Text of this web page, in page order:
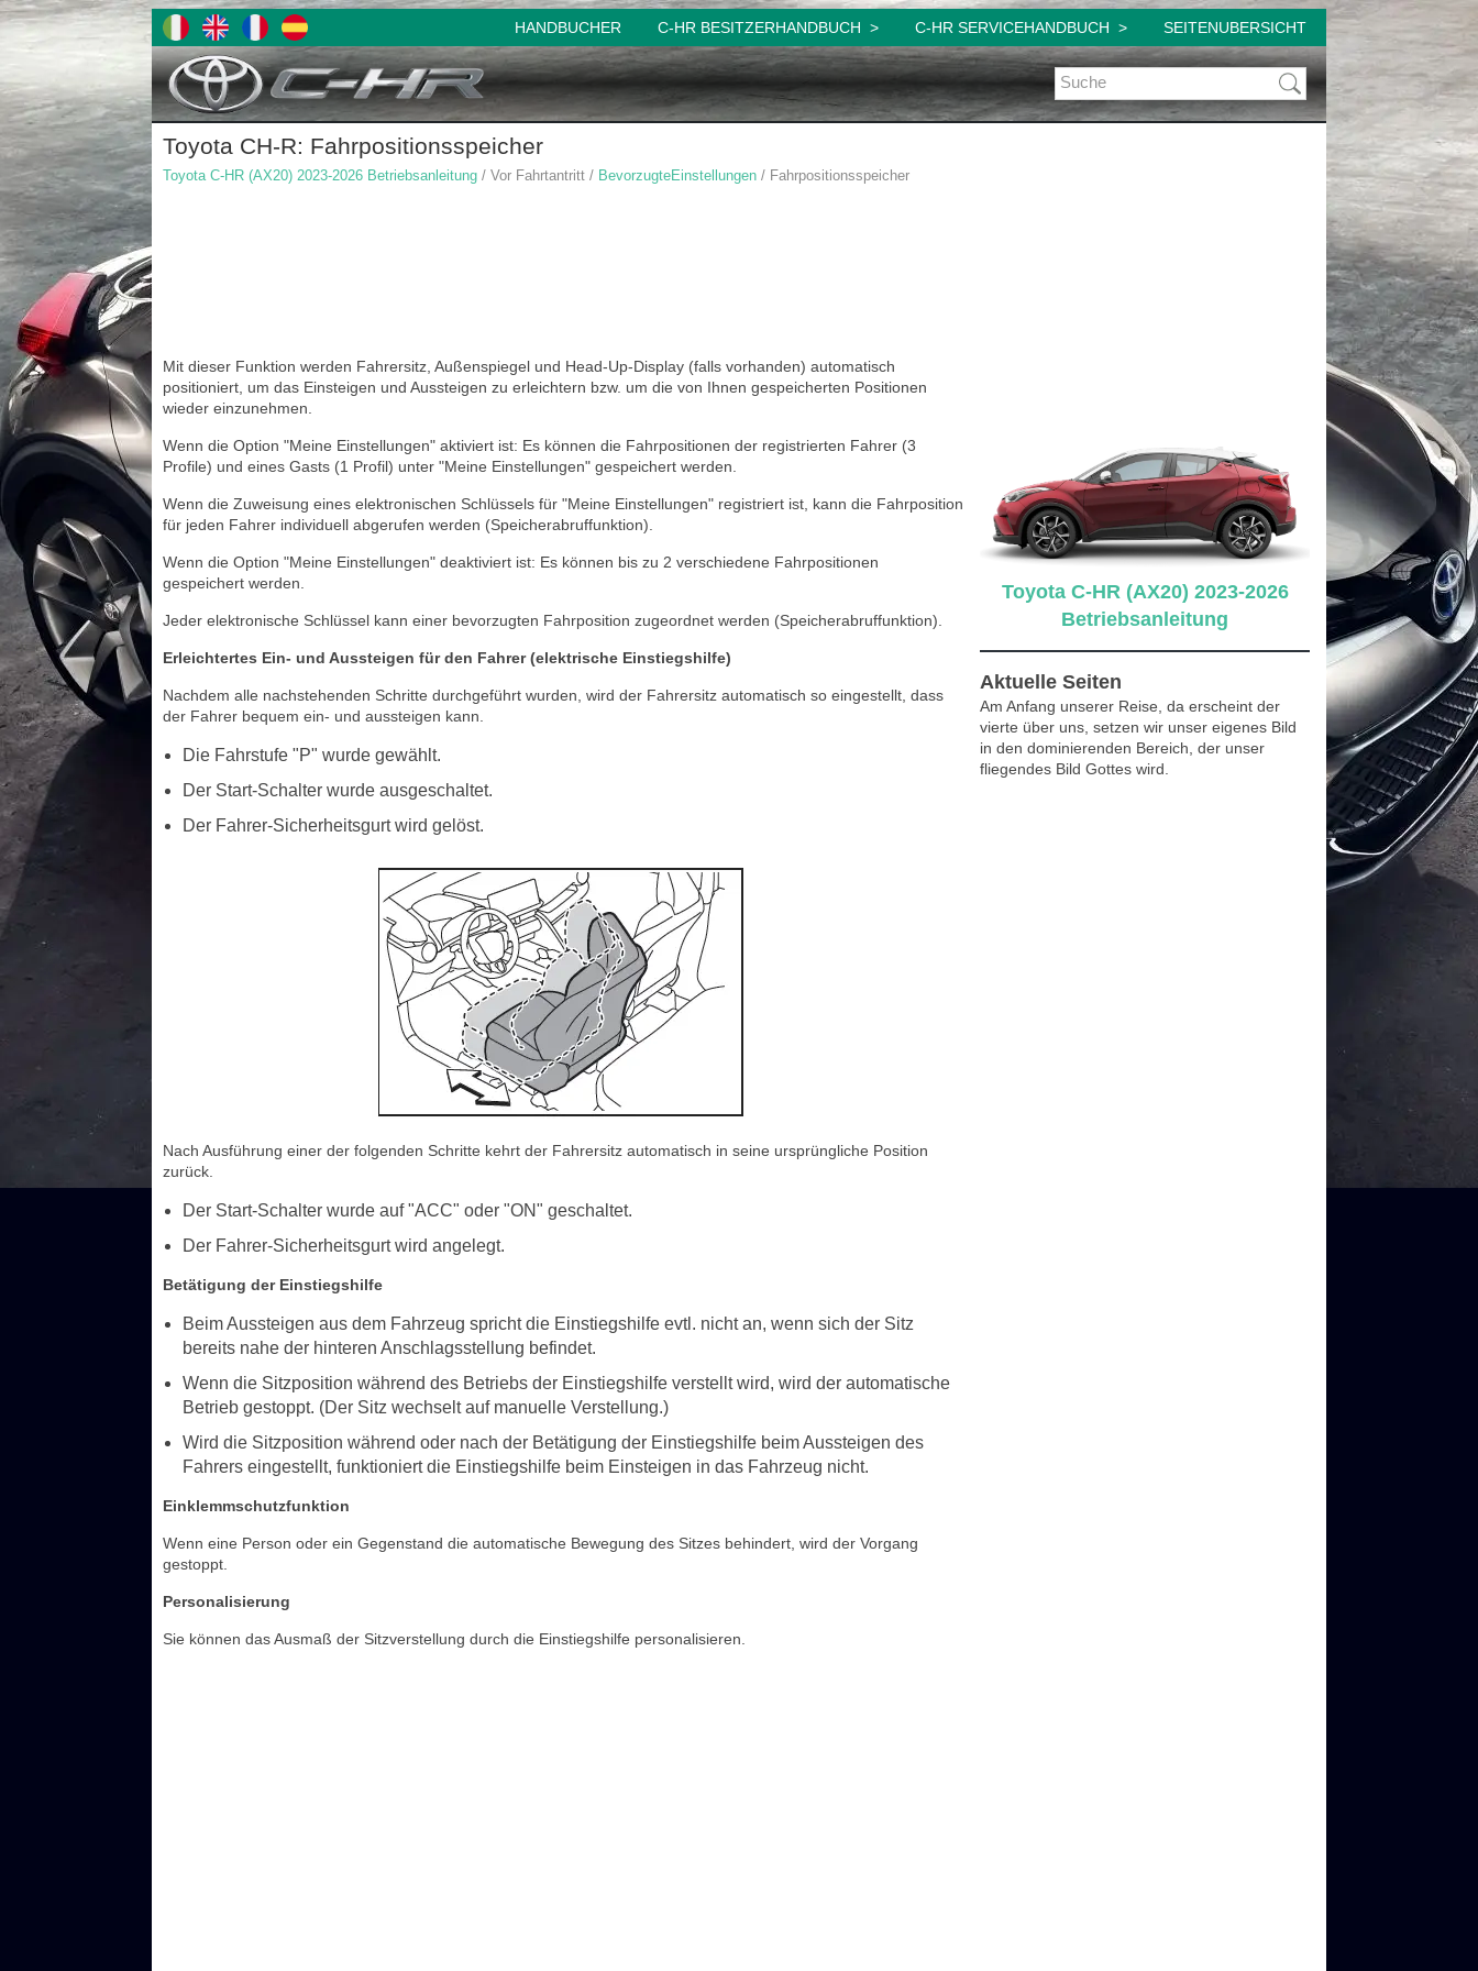
HANDBUCHER C-HR BESITZERHANDBUCH C-HR SERVICEHANDBUCH SEITENUBERSICHT
Toyota CH-R: Fahrpositionsspeicher
Toyota C-HR (AX20) 2023-2026 Betriebsanleitung / Vor Fahrtantritt / BevorzugteEinstellungen / Fahrpositionsspeicher
Mit dieser Funktion werden Fahrersitz, Außenspiegel und Head-Up-Display (falls vorhanden) automatisch
positioniert, um das Einsteigen und Aussteigen zu erleichtern bzw. um die von Ihnen gespeicherten Positionen
wieder einzunehmen.
Wenn die Option "Meine Einstellungen" aktiviert ist: Es können die Fahrpositionen der registrierten Fahrer (3
Profile) und eines Gasts (1 Profil) unter "Meine Einstellungen" gespeichert werden.
Wenn die Zuweisung eines elektronischen Schlüssels für "Meine Einstellungen" registriert ist, kann die Fahrposition
für jeden Fahrer individuell abgerufen werden (Speicherabruffunktion).
Wenn die Option "Meine Einstellungen" deaktiviert ist: Es können bis zu 2 verschiedene Fahrpositionen
gespeichert werden.
Jeder elektronische Schlüssel kann einer bevorzugten Fahrposition zugeordnet werden (Speicherabruffunktion).
Erleichtertes Ein- und Aussteigen für den Fahrer (elektrische Einstiegshilfe)
Nachdem alle nachstehenden Schritte durchgeführt wurden, wird der Fahrersitz automatisch so eingestellt, dass
der Fahrer bequem ein- und aussteigen kann.
Die Fahrstufe "P" wurde gewählt.
Der Start-Schalter wurde ausgeschaltet.
Der Fahrer-Sicherheitsgurt wird gelöst.
Nach Ausführung einer der folgenden Schritte kehrt der Fahrersitz automatisch in seine ursprüngliche Position
zurück.
Der Start-Schalter wurde auf "ACC" oder "ON" geschaltet.
Der Fahrer-Sicherheitsgurt wird angelegt.
Betätigung der Einstiegshilfe
Beim Aussteigen aus dem Fahrzeug spricht die Einstiegshilfe evtl. nicht an, wenn sich der Sitz
bereits nahe der hinteren Anschlagsstellung befindet.
Wenn die Sitzposition während des Betriebs der Einstiegshilfe verstellt wird, wird der automatische
Betrieb gestoppt. (Der Sitz wechselt auf manuelle Verstellung.)
Wird die Sitzposition während oder nach der Betätigung der Einstiegshilfe beim Aussteigen des
Fahrers eingestellt, funktioniert die Einstiegshilfe beim Einsteigen in das Fahrzeug nicht.
Einklemmschutzfunktion
Wenn eine Person oder ein Gegenstand die automatische Bewegung des Sitzes behindert, wird der Vorgang
gestoppt.
Personalisierung
Sie können das Ausmaß der Sitzverstellung durch die Einstiegshilfe personalisieren.
Toyota C-HR (AX20) 2023-2026
Betriebsanleitung
Aktuelle Seiten
Am Anfang unserer Reise, da erscheint der
vierte über uns, setzen wir unser eigenes Bild
in den dominierenden Bereich, der unser
fliegendes Bild Gottes wird.